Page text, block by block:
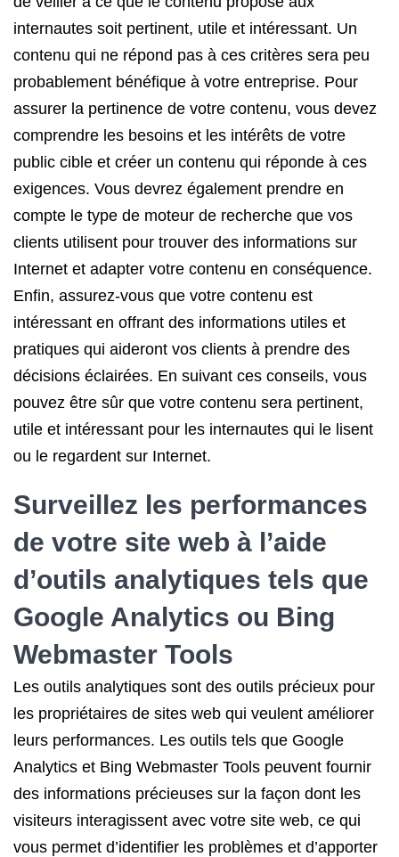
internautes soit pertinent, utile et intéressant. Un
contenu qui ne répond pas à ces critères sera peu
probablement bénéfique à votre entreprise. Pour
assurer la pertinence de votre contenu, vous devez
comprendre les besoins et les intérêts de votre
public cible et créer un contenu qui réponde à ces
exigences. Vous devrez également prendre en
compte le type de moteur de recherche que vos
clients utilisent pour trouver des informations sur
Internet et adapter votre contenu en conséquence.
Enfin, assurez-vous que votre contenu est
intéressant en offrant des informations utiles et
pratiques qui aideront vos clients à prendre des
décisions éclairées. En suivant ces conseils, vous
pouvez être sûr que votre contenu sera pertinent,
utile et intéressant pour les internautes qui le lisent
ou le regardent sur Internet.
Surveillez les performances
de votre site web à l’aide
d’outils analytiques tels que
Google Analytics ou Bing
Webmaster Tools
Les outils analytiques sont des outils précieux pour
les propriétaires de sites web qui veulent améliorer
leurs performances. Les outils tels que Google
Analytics et Bing Webmaster Tools peuvent fournir
des informations précieuses sur la façon dont les
visiteurs interagissent avec votre site web, ce qui
vous permet d’identifier les problèmes et d’apporter